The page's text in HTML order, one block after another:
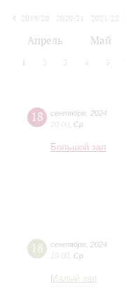
2019/20
2020/21 2021/22
Апрель Май
1 2 3 4 5
18 сентября 2024
20:00 Ср
Большой зал
18 сентября 2024
19:00 Ср
Малый зал